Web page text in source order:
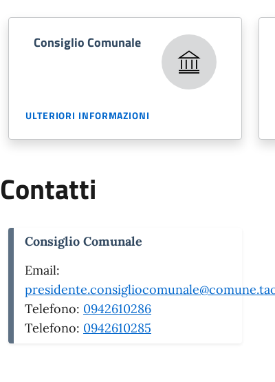
Consiglio Comunale
ULTERIORI INFORMAZIONI
Contatti
Consiglio Comunale
Email:
Telefono: 0942610286
Telefono: 0942610285